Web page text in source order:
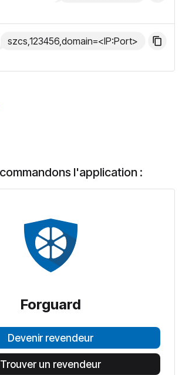
szcs,123456,domain=<IP:Port>
l'application :
Forguard
Devenir revendeur
Trouver un revendeur